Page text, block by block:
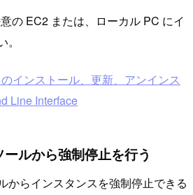
の EC2 または、ローカル PC にイ
インストール、更新、アンインス
Line Interface
ルから強制停止を行う
からインスタンスを強制停止できる